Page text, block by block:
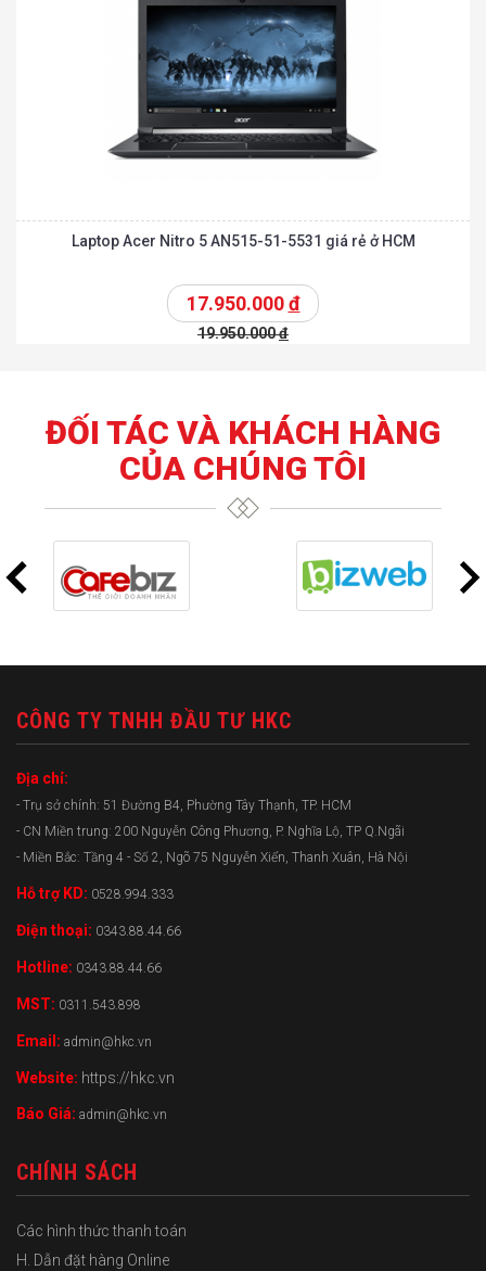
Laptop Acer Nitro 5 AN515-51-5531 giá rẻ ở HCM
17.950.000đ
19.950.000đ
ĐỐI TÁC VÀ KHÁCH HÀNG
CỦA CHÚNG TÔI
CÔNG TY TNHH ĐẦU TƯ HKC
Địa chỉ:
- Trụ sở chính: 51 Đường B4, Phường Tây Thạnh, TP. HCM
- CN Miền trung: 200 Nguyễn Công Phương, P. Nghĩa Lộ, TP Q.Ngãi
- Miền Bắc: Tầng 4 - Số 2, Ngõ 75 Nguyễn Xiển, Thanh Xuân, Hà Nội
Hỗ trợ KD: 0528.994.333
Điện thoại: 0343.88.44.66
Hotline: 0343.88.44.66
MST: 0311.543.898
Email: admin@hkc.vn
Website: https://hkc.vn
Báo Giá: admin@hkc.vn
CHÍNH SÁCH
Các hình thức thanh toán
H. Dẫn đặt hàng Online